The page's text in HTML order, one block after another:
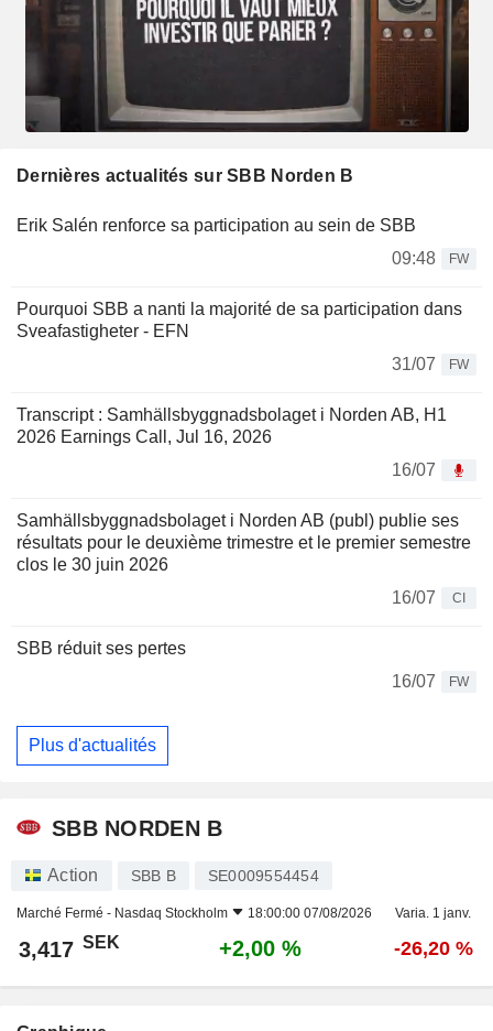
Dernières actualités sur SBB Norden B
Erik Salén renforce sa participation au sein de SBB
09:48
FW
Pourquoi SBB a nanti la majorité de sa participation dans
Sveafastigheter - EFN
31/07
FW
Transcript : Samhällsbyggnadsbolaget i Norden AB, H1
2026 Earnings Call, Jul 16, 2026
16/07
Samhällsbyggnadsbolaget i Norden AB (publ) publie ses
résultats pour le deuxième trimestre et le premier semestre
clos le 30 juin 2026
16/07
CI
SBB réduit ses pertes
16/07
FW
Plus d'actualités
SBB NORDEN B
Action SBB B SE0009554454
Marché Fermé - Nasdaq Stockholm 18:00:00 07/08/2026 Varia. 1 janv.
3,417 SEK +2,00 % -26,20 %